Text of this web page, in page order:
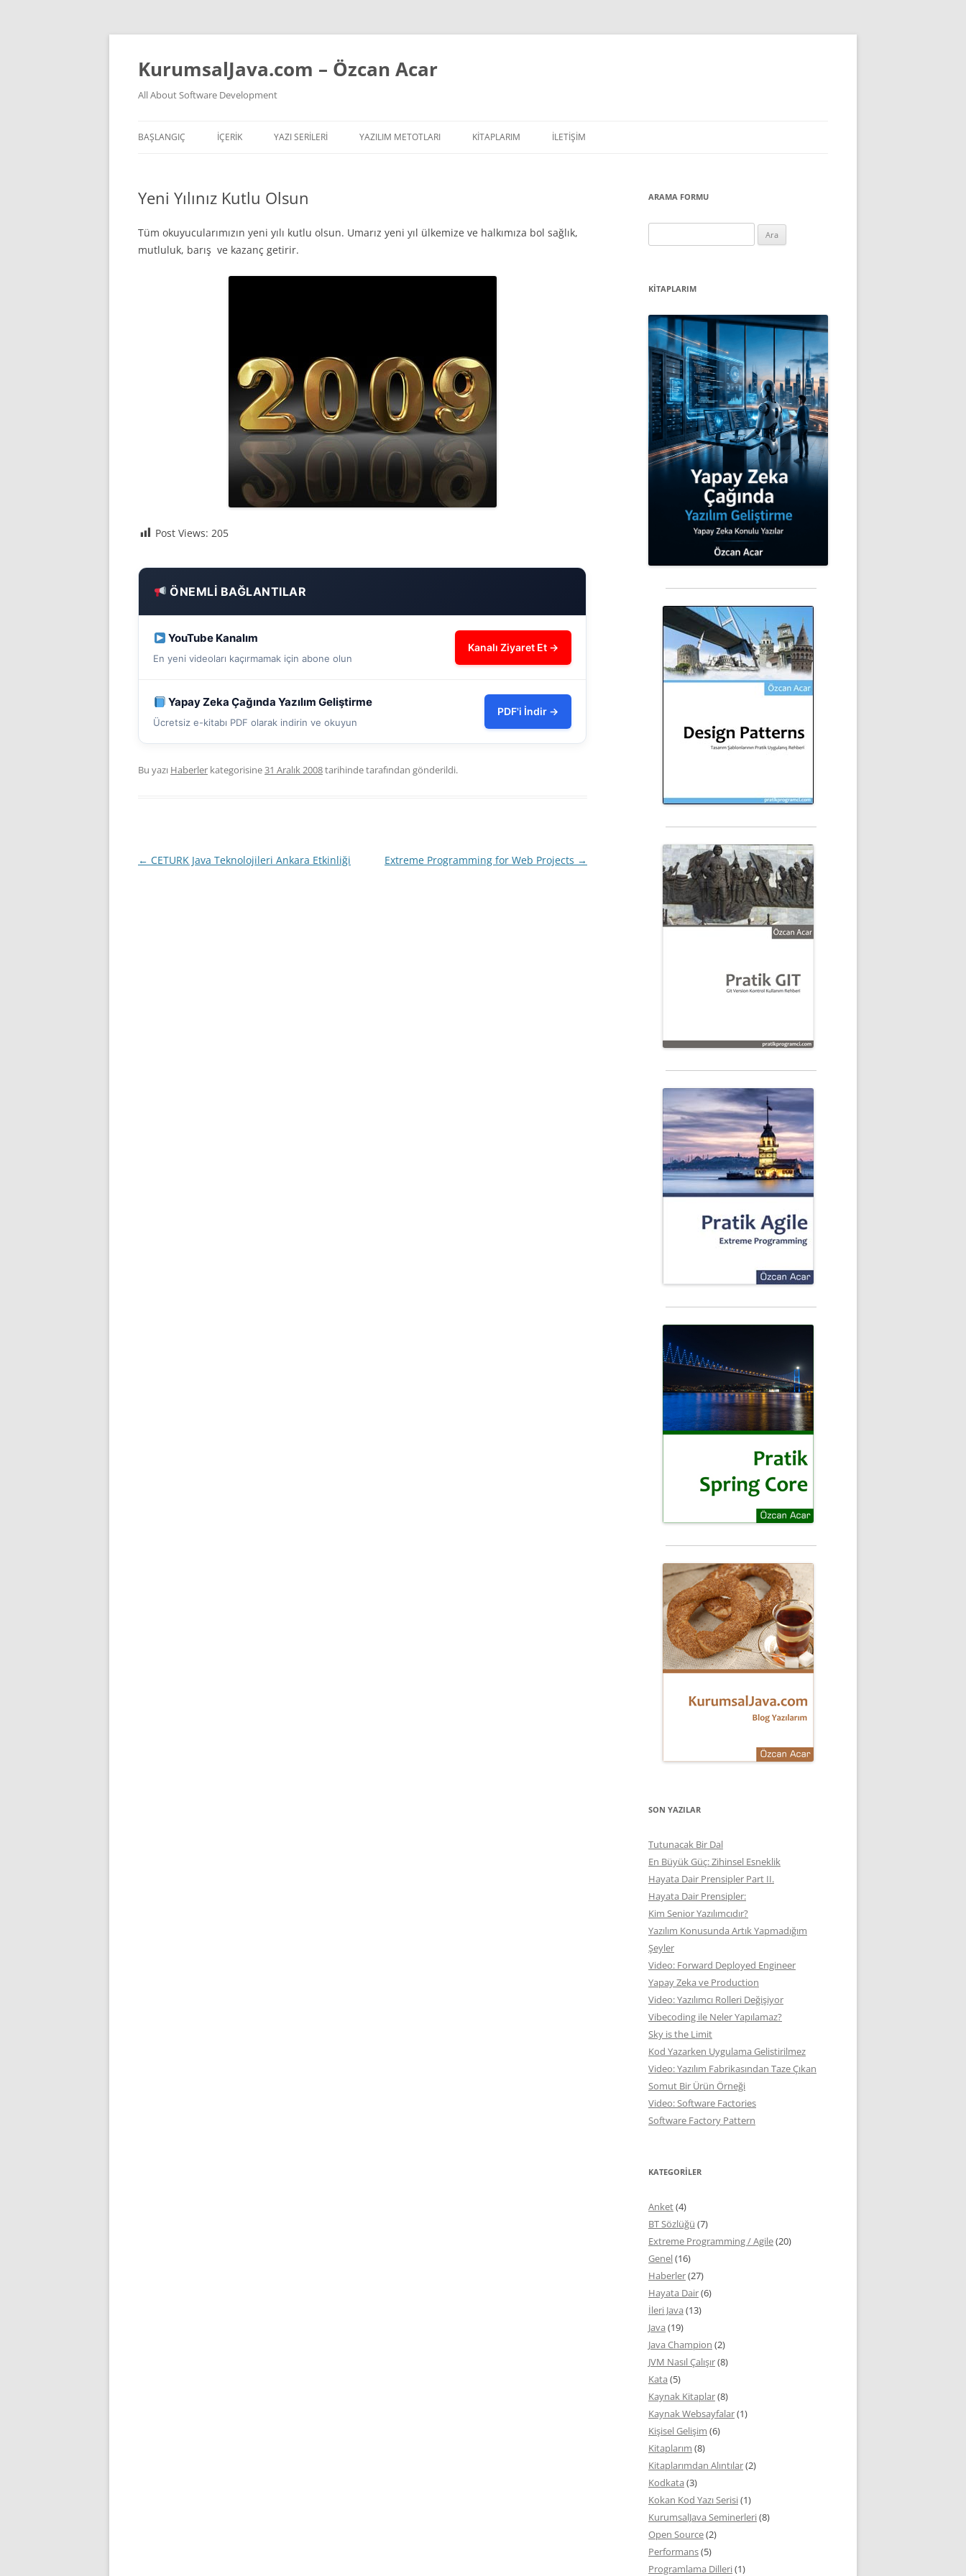
İçeriğe
KurumsalJava.com – Özcan Acar
All About Software Development
BAŞLANGIÇ İÇERİK
YAPAY ZEKA VIDEOLARI
YAPAY ZEKA KONULU YAZILAR
YAZILIM HAKKINDA GENEL
MAKALELER
EĞITIM VIDEOLARI (SCREENCAST)
SEMINERLER – SUNUMLAR
SÖYLEŞILER
KIŞISEL GELIŞIM
SPRING ÇATISI
PÜF NOKTASI
YAZI SERILERI
TEMEL PRENSIPLER YAZI SERISI
KOKAN KOD YAZI SERISI
YAZILIM METOTLARI
TASARIM PRENSIPLERI
KITAPLARIM İLETİŞİM
Yeni Yılınız Kutlu Olsun
Tüm okuyucularımızın yeni yılı kutlu olsun. Umarız yeni yıl ülkemize ve halkımıza bol sağlık,
mutluluk, barış ve kazanç getirir.
Post Views: 205
ÖNEMLI BAĞLANTILAR
YouTube Kanalım
En yeni videoları kaçırmamak için abone olun
Kanalı Ziyaret Et →
Yapay Zeka Çağında Yazılım Geliştirme
Ücretsiz e-kitabı PDF olarak indirin ve okuyun
PDF'i İndir →
Bu yazı Haberler kategorisine31 Aralık 2008tarihindetarafından gönderildi.
Yazı
← CETURK Java Teknolojileri Ankara Etkinliği Extreme Programming for Web Projects →
ARAMA FORMU
KITAPLARIM
SON YAZILAR
Tutunacak Bir Dal
En Büyük Güç: Zihinsel Esneklik
Hayata Dair Prensipler Part II.
Hayata Dair Prensipler:
Kim Senior Yazılımcıdır?
Yazılım Konusunda Artık Yapmadığım
Şeyler
Video: Forward Deployed Engineer
Yapay Zeka ve Production
Video: Yazılımcı Rolleri Değişiyor
Vibecoding ile Neler Yapılamaz?
Sky is the Limit
Kod Yazarken Uygulama Gelistirilmez
Video: Yazılım Fabrikasından Taze Çıkan
Somut Bir Ürün Örneği
Video: Software Factories
Software Factory Pattern
KATEGORILER
Anket(4)
BT Sözlüğü (7)
Extreme Programming / Agile(20)
Genel(16)
Haberler(27)
Hayata Dair(6)
İleri Java (13)
Java (19)
Java Champion (2)
JVM Nasıl Çalışır(8)
Kata (5)
Kaynak Kitaplar(8)
Kaynak Websayfalar(1)
Kişisel Gelişim (6)
Kitaplarım (8)
Kitaplarımdan Alıntılar(2)
Kodkata (3)
Kokan Kod Yazı Serisi(1)
KurumsalJava Seminerleri(8)
Open Source(2)
Performans(5)
Programlama Dilleri(1)